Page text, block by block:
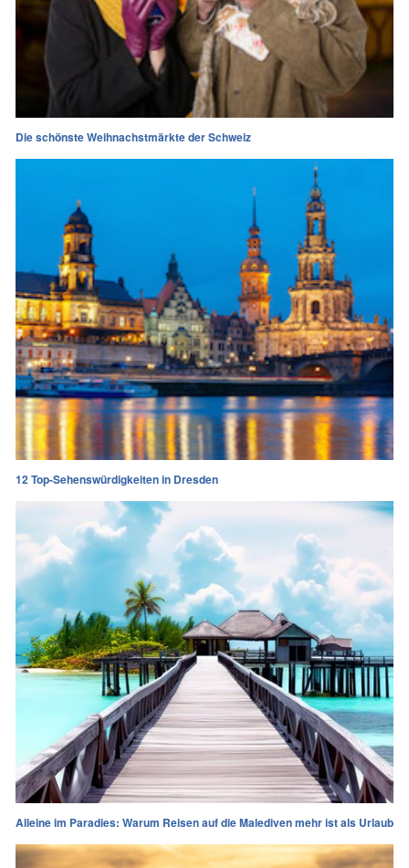
Die schönste Weihnachstmärkte der Schweiz
12 Top-Sehenswürdigkeiten in Dresden
Alleine im Paradies: Warum Reisen auf die Malediven mehr ist als Urlaub